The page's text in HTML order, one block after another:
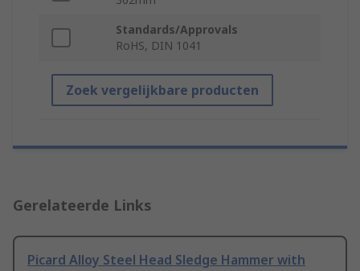
Standards/Approvals
RoHS, DIN 1041
Zoek vergelijkbare producten
Gerelateerde Links
Picard Alloy Steel Head Sledge Hammer with